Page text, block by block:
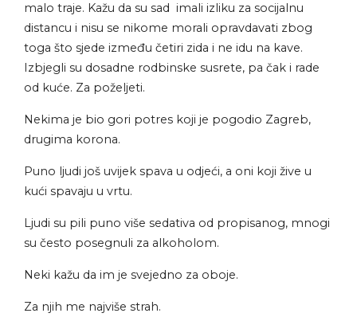
malo traje. Kažu da su sad imali izliku za socijalnu
distancu i nisu se nikome morali opravdavati zbog
toga što sjede između četiri zida i ne idu na kave.
Izbjegli su dosadne rodbinske susrete, pa čak i rade
od kuće. Za poželjeti.
Nekima je bio gori potres koji je pogodio Zagreb,
drugima korona.
Puno ljudi još uvijek spava u odjeći, a oni koji žive u
kući spavaju u vrtu.
Ljudi su pili puno više sedativa od propisanog, mnogi
su često posegnuli za alkoholom.
Neki kažu da im je svejedno za oboje.
Za njih me najviše strah.